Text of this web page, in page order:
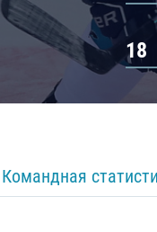
18
Командная